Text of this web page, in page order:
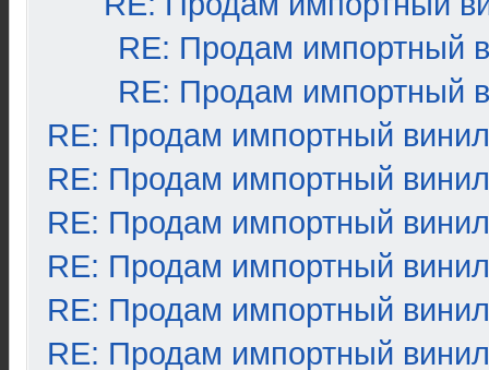
RE: Продам импортный
RE: Продам импортный
RE: Продам импортный винил
RE: Продам импортный винил
RE: Продам импортный винил
RE: Продам импортный винил
RE: Продам импортный винил
RE: Продам импортный винил